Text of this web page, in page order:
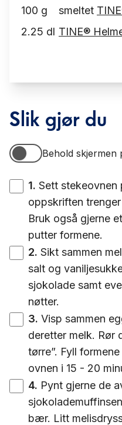
100 g smeltet
2.25 dl TINE®
Slik gjør du
Behold skjermen på
Behold skjermen
1. Sett stekeovnen
oppskriften
Bruk også gjerne
putter formene.
2. Sikt sammen
salt og
sjokolade samt
nøtter.
3. Visp sammen
deretter melk. Rør
tørre”. Fyll
ovnen i 15 - 20
4. Pynt gjerne de
bær. Litt